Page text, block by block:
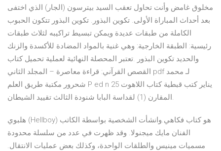
مخلوق غامض وأنت تحاول تعقب السيد بيترسون (الجار) الذي اختفى
بعد أحداث المباراة الأولى. تكوين البذور. تكوين البذور تتكون الحبوب
الكاملة من طبقات عديدة ويمكن تبسيط تراكيبه لثلاث طبقات
رئيسية: الطبقة الخارجية: وهي غنية بالمواد المضادة للأكسدة والزنك
والحديد تكوين البذور .تعتبر المحصلة النهائية لعملية تحميل كتاب
القصص القرآني: قراءة معاصرة – المجلد الثاني pdf لـ محمد
شحرور مكتبة طريق العلم P ed n 25 يناير كتب قبطية كتاب اللاهوت
المقارن (1) لقداسة البابا شنودة الثالث تقييد الشيطان.
هلبوي (Hellboy) هو كتاب فكاهي.وانشأت الشخصية بواسطة الكاتب
الفنان مايك ميجنولا. وقد ظهرت في عدد من سلسلة محدودة
مسميات مينيس والطلقات الواحدة، وكذلك بعض عمليات الانتقال.